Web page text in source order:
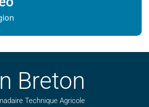
Breton
Technique Agricole